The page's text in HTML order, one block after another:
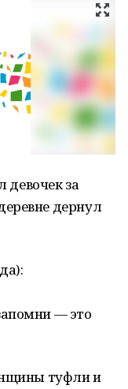
девочек за
дернул
— это
туфли и